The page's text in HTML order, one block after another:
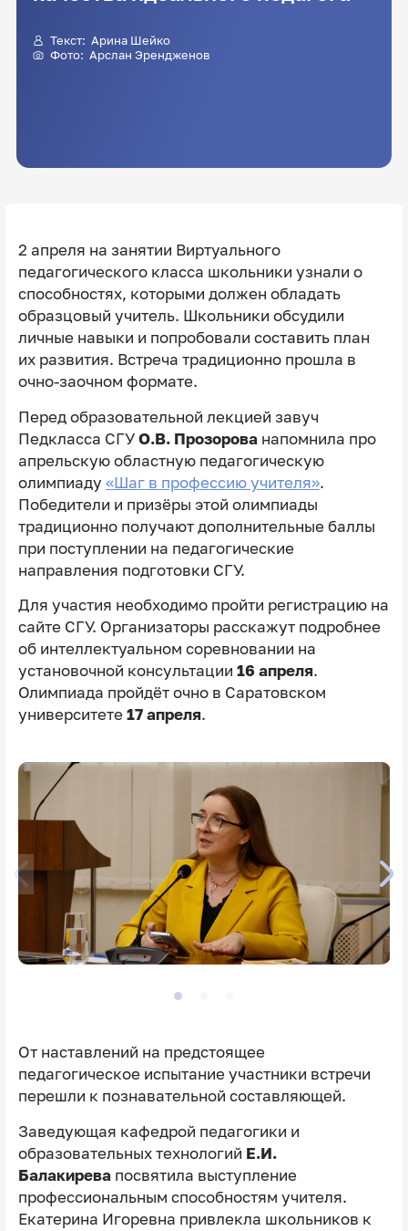
Текст: Арина Шейко
Фото: Арслан Эрендженов
2 апреля на занятии Виртуального
педагогического класса школьники узнали о
способностях, которыми должен обладать
образцовый учитель. Школьники обсудили
личные навыки и попробовали составить план
их развития. Встреча традиционно прошла в
очно-заочном формате.
Перед образовательной лекцией завуч
Педкласса СГУ О.В. Прозорованапомнила про
апрельскую областную педагогическую
олимпиаду «Шаг в профессию учителя».
Победители и призёры этой олимпиады
традиционно получают дополнительные баллы
при поступлении на педагогические
направления подготовки СГУ.
Для участия необходимо пройти регистрацию на
сайте СГУ. Организаторы расскажут подробнее
об интеллектуальном соревновании на
установочной консультации 16 апреля.
Олимпиада пройдёт очно в Саратовском
университете 17 апреля.
От наставлений на предстоящее
педагогическое испытание участники встречи
перешли к познавательной составляющей.
Заведующая кафедрой педагогики и
образовательных технологий Е.И.
Балакирева посвятила выступление
профессиональным способностям учителя.
Екатерина Игоревна привлекла школьников к